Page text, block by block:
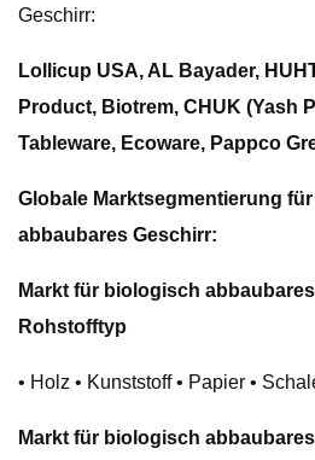
Geschirr:
Lollicup USA, AL Bayader,
Product, Biotrem, CHUK (Yash
Tableware, Ecoware, Pappco
Globale Marktsegmentierung
abbaubares Geschirr:
Markt für biologisch
Rohstofftyp
• Holz • Kunststoff • Papier •
Markt für biologisch